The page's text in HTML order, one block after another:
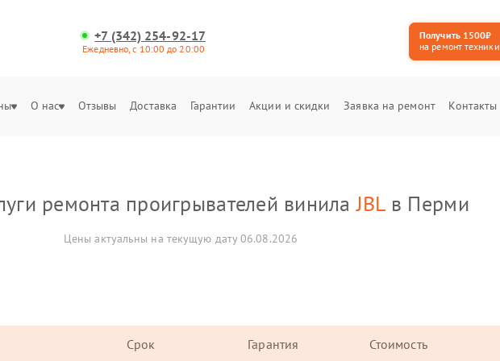
+7 (342) 254-92-17
Ежедневно, с 10:00 до 20:00
Получить 1500₽
на ремонт техники
О нас Отзывы Доставка Гарантии Акции и скидки Заявка на ремонт Контакты
ремонта проигрывателей винилаJBLв Перми
Цены актуальны на текущую дату 06.08.2026
Срок Гарантия Стоимость